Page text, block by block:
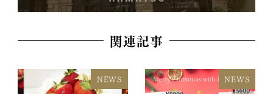
関連記事
NEWS NEWS